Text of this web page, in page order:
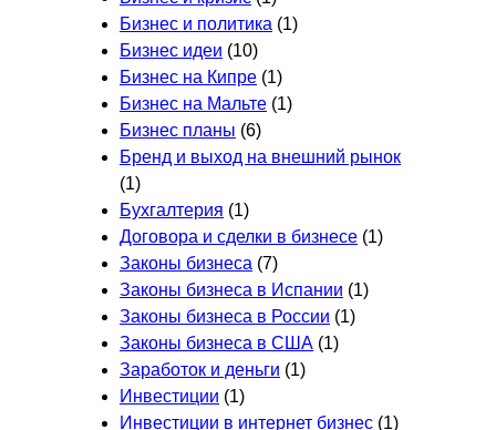
Бизнес и политика (1)
Бизнес идеи (10)
Бизнес на Кипре (1)
Бизнес на Мальте (1)
Бизнес планы (6)
Бренд и выход на внешний рынок
(1)
Бухгалтерия (1)
Договора и сделки в бизнесе (1)
Законы бизнеса (7)
Законы бизнеса в Испании (1)
Законы бизнеса в России (1)
Законы бизнеса в США (1)
Заработок и деньги (1)
Инвестиции (1)
Инвестиции в интернет бизнес (1)